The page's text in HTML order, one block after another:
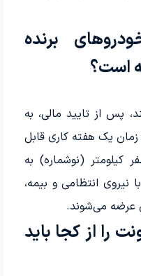
برنده
است؟
پس از تایید مالی، به
یک هفته کاری قابل
کیلومتر (نوشماره) به
نیروی انتظامی و بیمه،
عرضه می‌شوند.
را از کجا باید